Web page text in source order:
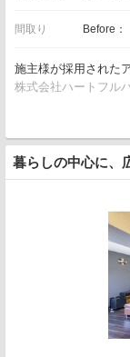
間取り Before：
施主様が採用された
株式会社ハートフル
暮らしの中心に、